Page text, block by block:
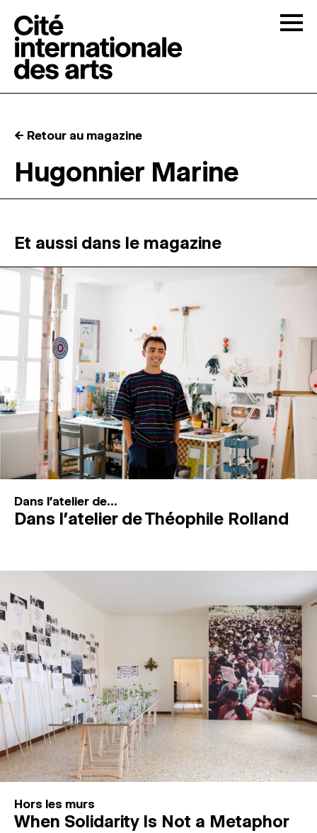
RÉSIDENCES ↓
ATELIERS OUVERTS
PROGRAMMATION
MAGAZINE
ESPACES DE PRATIQUE ARTISTIQUE ↓
Recherche
Connexion
← Retour au magazine
Hugonnier Marine
Et aussi dans le magazine
Dans l'atelier de...
Dans l’atelier de Théophile Rolland
Hors les murs
When Solidarity Is Not a Metaphor